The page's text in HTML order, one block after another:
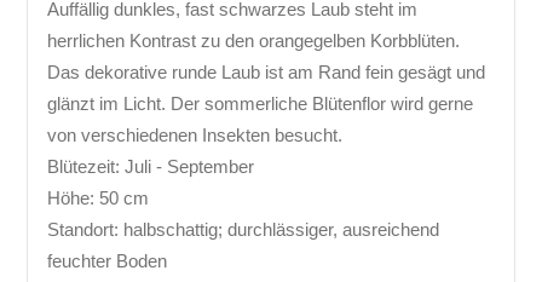
Auffällig dunkles, fast schwarzes Laub steht im
herrlichen Kontrast zu den orangegelben Korbblüten.
Das dekorative runde Laub ist am Rand fein gesägt und
glänzt im Licht. Der sommerliche Blütenflor wird gerne
von verschiedenen Insekten besucht.
Blütezeit: Juli - September
Höhe: 50 cm
Standort: halbschattig; durchlässiger, ausreichend
feuchter Boden